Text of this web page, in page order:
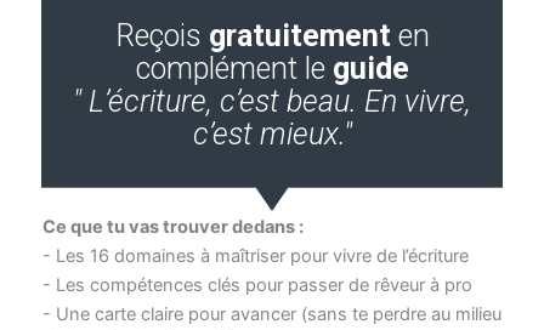
Reçois gratuitement en
complément le guide
" L’écriture, c’est beau. En vivre,
c’est mieux."
Ce que tu vas trouver dedans :
- Les 16 domaines à maîtriser pour vivre de l’écriture
- Les compétences clés pour passer de rêveur à pro
- Une carte claire pour avancer (sans te perdre au milieu